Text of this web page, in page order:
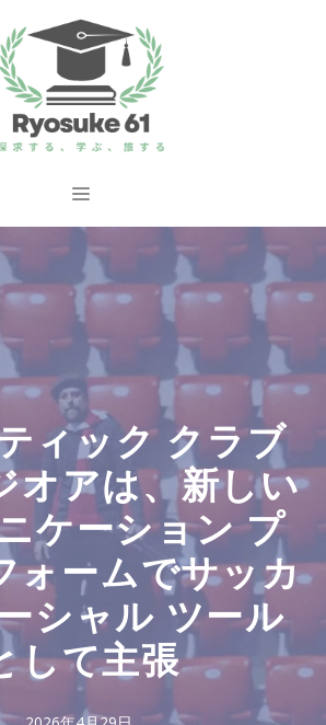
メ
ニ
ー
ィック クラブ
オアは、新しい
ケーション プ
ォームでサッカ
シャル ツール
して主張